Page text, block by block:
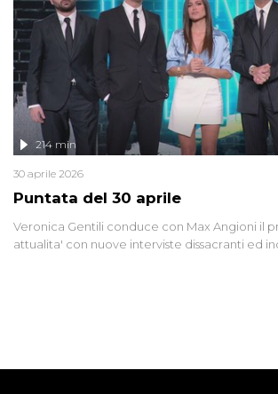
lontano.
Puntata del 30 aprile
214 min
30 aprile 2026
Veronica Gentili conduce con Max Angioni il
attualita' con nuove interviste dissacranti ed